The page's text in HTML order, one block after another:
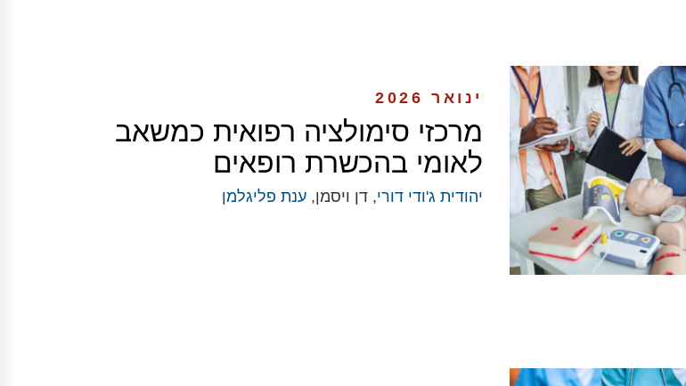
ינואר 2026
מרכזי סימולציה רפואית כמשאב
לאומי בהכשרת רופאים
יהודית ג'ודי דורי, דן ויסמן, ענת פליגלמן